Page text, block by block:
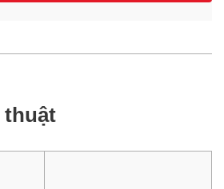
thuật